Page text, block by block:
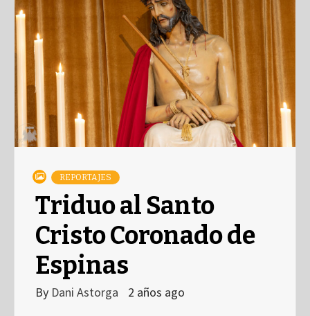
REPORTAJES
Triduo al Santo
Cristo Coronado de
Espinas
By Dani Astorga 2 años ago